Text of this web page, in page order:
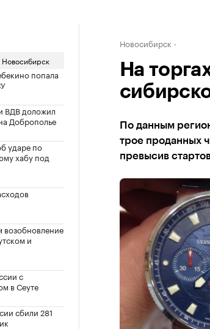
Новосибирск
попала
ВДВ доложил
Доброполье
ударе по
хабу под
возобновление
и
с
в Сеуте
сбили 281
Новосибирск
На
По данным
трое проданных
превысив